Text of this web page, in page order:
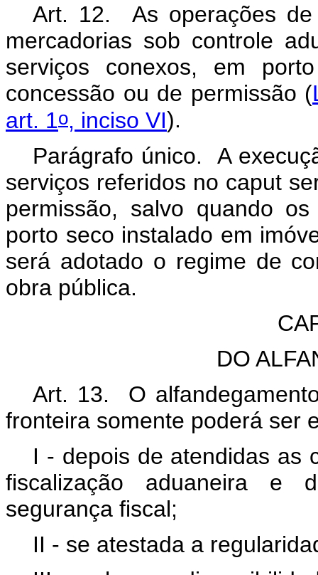
Art. 12. As operações de
mercadorias sob controle
serviços conexos, em
concessão ou de permissão (
art. 1o, inciso VI).
Parágrafo único. A
serviços referidos no caput
permissão, salvo quando
porto seco instalado em
será adotado o regime de
obra pública.
DO
Art. 13. O
fronteira somente poderá ser
I - depois de atendidas as
fiscalização aduaneira e
segurança fiscal;
II - se atestada a